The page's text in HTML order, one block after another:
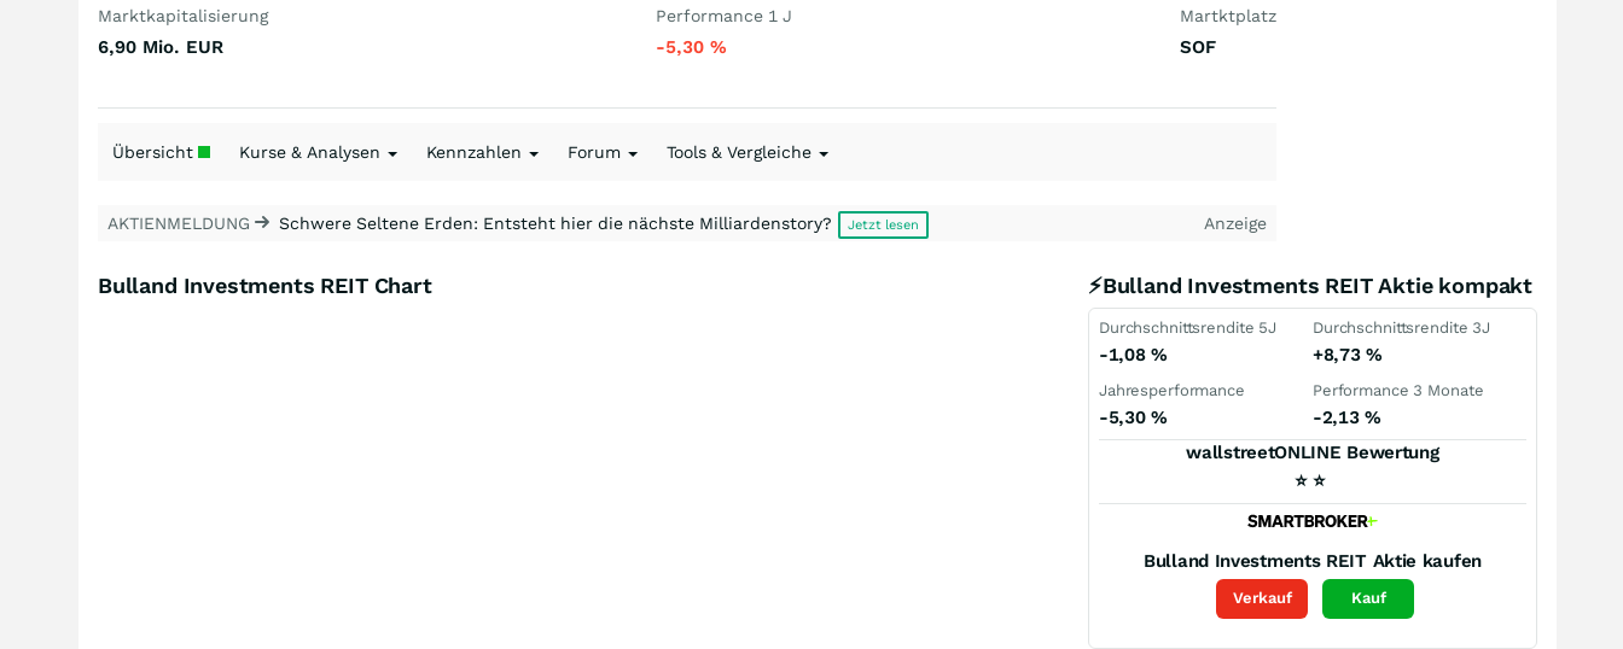
Marktkapitalisierung
6,90 Mio. EUR
Performance 1 J
-5,30 %
Martktplatz
SOF
Übersicht Kurse & Analysen Kennzahlen Forum Tools & Vergleiche
AKTIENMELDUNG Schwere Seltene Erden: Entsteht hier die nächste Milliardenstory? Jetzt lesen Anzeige
Bulland Investments REIT Chart ⚡Bulland Investments REIT Aktie kompakt
Durchschnittsrendite 5J
-1,08%
Durchschnittsrendite 3J
+8,73%
Jahresperformance
-5,30%
Performance 3 Monate
-2,13%
wallstreetONLINE Bewertung
⭐ ⭐
Bulland Investments REIT Aktie kaufen
Verkauf Kauf